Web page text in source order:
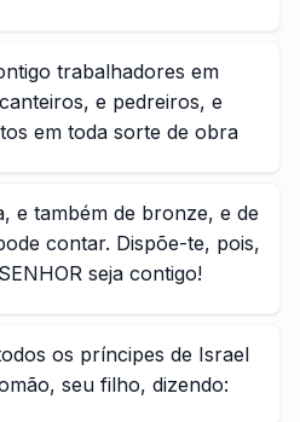
trabalhadores em
e pedreiros, e
em toda sorte de obra
e também de bronze, e de
contar. Dispõe-te, pois,
seja contigo!
os príncipes de Israel
seu filho, dizendo: